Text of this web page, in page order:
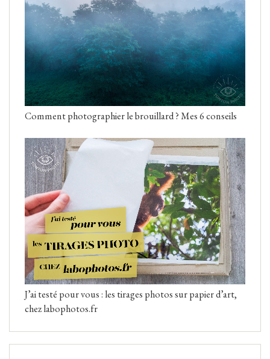
Comment photographier le brouillard ? Mes 6 conseils
J’ai testé pour vous : les tirages photos sur papier d’art,
chez labophotos.fr